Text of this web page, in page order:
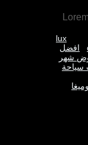
lux
افضل
شهر
سياحة